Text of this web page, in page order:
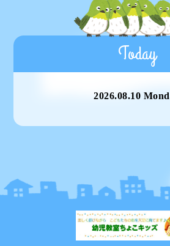
Today
2026.08.10